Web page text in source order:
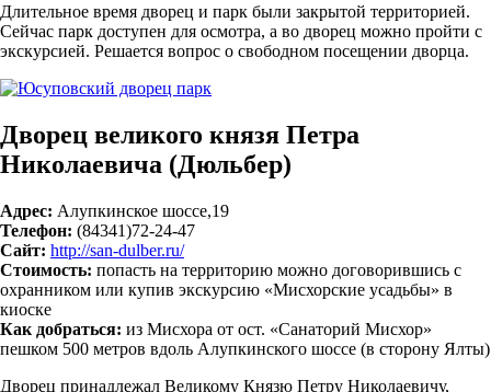
Длительное время дворец и парк были закрытой территорией.
Сейчас парк доступен для осмотра, а во дворец можно пройти с
экскурсией. Решается вопрос о свободном посещении дворца.
Дворец великого князя Петра
Николаевича (Дюльбер)
Адрес: Алупкинское шоссе,19
Телефон: (84341)72-24-47
Сайт: http://san-dulber.ru/
Стоимость: попасть на территорию можно договорившись с
охранником или купив экскурсию «Мисхорские усадьбы» в
киоске
Как добраться: из Мисхора от ост. «Санаторий Мисхор»
пешком 500 метров вдоль Алупкинского шоссе (в сторону Ялты)
Дворец принадлежал Великому Князю Петру Николаевичу,